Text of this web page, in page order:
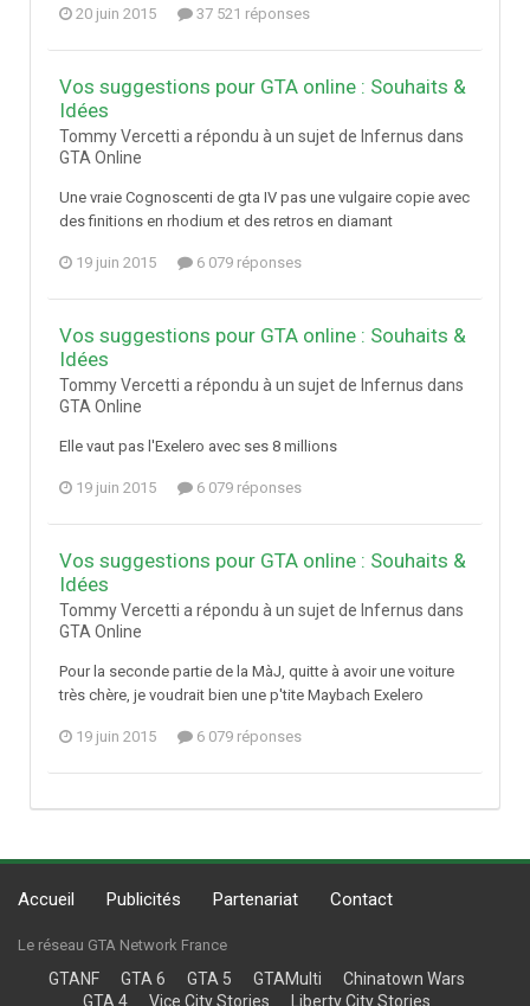
20 juin 2015 37 521 réponses
Vos suggestions pour GTA online : Souhaits &
Idées
Tommy Vercetti a répondu à un sujet de Infernus dans
GTA Online
Une vraie Cognoscenti de gta IV pas une vulgaire copie avec
des finitions en rhodium et des retros en diamant
19 juin 2015 6 079 réponses
Vos suggestions pour GTA online : Souhaits &
Idées
Tommy Vercetti a répondu à un sujet de Infernus dans
GTA Online
Elle vaut pas l'Exelero avec ses 8 millions
19 juin 2015 6 079 réponses
Vos suggestions pour GTA online : Souhaits &
Idées
Tommy Vercetti a répondu à un sujet de Infernus dans
GTA Online
Pour la seconde partie de la MàJ, quitte à avoir une voiture
très chère, je voudrait bien une p'tite Maybach Exelero
19 juin 2015 6 079 réponses
Accueil Publicités Partenariat Contact
Le réseau GTA Network France
GTANF GTA 6 GTA 5 GTAMulti
Chinatown Wars
GTA 4
Vice City Stories Liberty City Stories